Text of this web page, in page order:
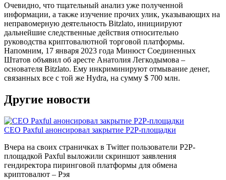
Очевидно, что тщательный анализ уже полученной
информации, а также изучение прочих улик, указывающих на
неправомерную деятельность Bitzlato, инициируют
дальнейшие следственные действия относительно
руководства криптовалютной торговой платформы.
Напомним, 17 января 2023 года Минюст Соединенных
Штатов объявил об аресте Анатолия Легкодымова –
основателя Bitzlato. Ему инкриминируют отмывание денег,
связанных все с той же Hydra, на сумму $ 700 млн.
Другие новости
CEO Paxful анонсировал закрытие P2P-площадки
Вчера на своих страничках в Twitter пользователи P2P-
площадкой Paxful выложили скриншот заявления
гендиректора пиринговой платформы для обмена
криптовалют – Рэя